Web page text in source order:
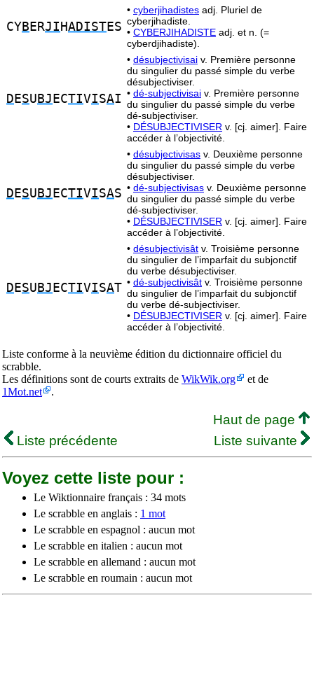
CYB ERJI HADISTES
• cyberjihadistes adj. Pluriel de
cyberjihadiste.
• CYBERJIHADISTE adj. et n. (=
cyberdjihadiste).
D ESU BJ ECTIVISAI
• désubjectivisai v. Première personne
du singulier du passé simple du verbe
désubjectiviser.
• dé-subjectivisai v. Première personne
du singulier du passé simple du verbe
dé-subjectiviser.
• DÉSUBJECTIVISER v. [cj. aimer]. Faire
accéder à l’objectivité.
D ESU BJ ECTIVISAS
• désubjectivisas v. Deuxième personne
du singulier du passé simple du verbe
désubjectiviser.
• dé-subjectivisas v. Deuxième personne
du singulier du passé simple du verbe
dé-subjectiviser.
• DÉSUBJECTIVISER v. [cj. aimer]. Faire
accéder à l’objectivité.
D ESU BJ ECTIVISAT
• désubjectivisât v. Troisième personne
du singulier de l’imparfait du subjonctif
du verbe désubjectiviser.
• dé-subjectivisât v. Troisième personne
du singulier de l’imparfait du subjonctif
du verbe dé-subjectiviser.
• DÉSUBJECTIVISER v. [cj. aimer]. Faire
accéder à l’objectivité.
Liste conforme à la neuvième édition du dictionnaire officiel du
scrabble.
Les définitions sont de courts extraits de WikWik.org
et de
1Mot.net
.
Haut de page
Liste précédente
Liste suivante
Voyez cette liste pour :
Le Wiktionnaire français : 34 mots
Le scrabble en anglais : 1 mot
Le scrabble en espagnol : aucun mot
Le scrabble en italien : aucun mot
Le scrabble en allemand : aucun mot
Le scrabble en roumain : aucun mot